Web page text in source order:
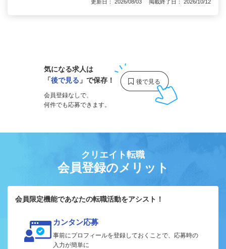
更新日： 2026/08/03 掲載終了日： 2026/10/12
気になる求人は
「後で見る 」で保存！
会員登録なしで、
何件でも応募できます。
クリエイト転職
会員登録のメリット
会員限定機能であなたの転職活動をアシスト！
カンタン応募
事前にプロフィールを登録しておくことで、応募時の
入力が簡単に